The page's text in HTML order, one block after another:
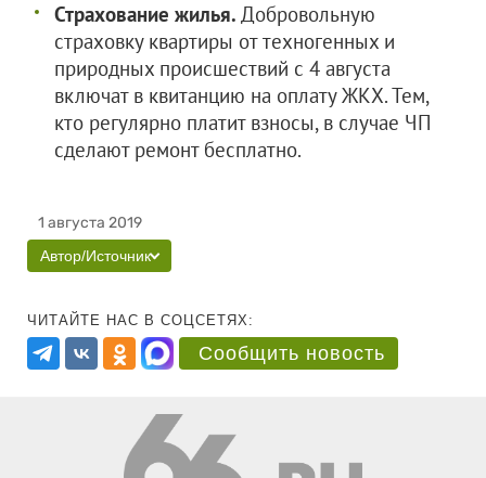
Страхование жилья. Добровольную
страховку квартиры от техногенных и
природных происшествий с 4 августа
включат в квитанцию на оплату ЖКХ. Тем,
кто регулярно платит взносы, в случае ЧП
сделают ремонт бесплатно.
1 августа 2019
Автор/Источник
ЧИТАЙТЕ НАС В СОЦСЕТЯХ:
Сообщить новость